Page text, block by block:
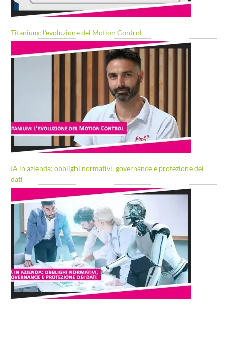
Titanium: l’evoluzione del Motion Control
IA in azienda: obblighi normativi, governance e protezione dei
dati